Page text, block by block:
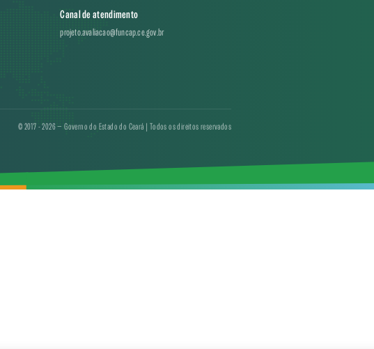
Canal de atendimento
projeto.avaliacao@funcap.ce.gov.br
© 2017 - 2026 — Governo do Estado do Ceará | Todos os direitos reservados